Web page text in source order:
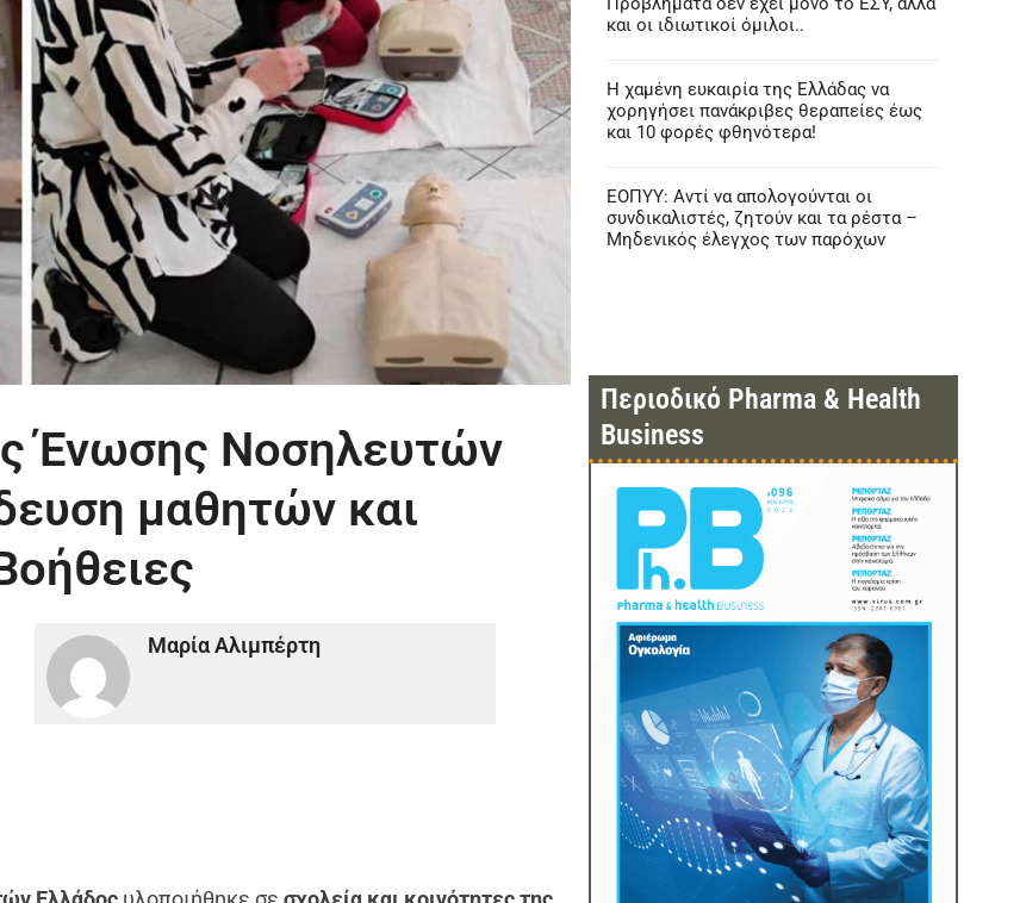
Ένωσης Νοσηλευτών
μαθητών και
Μαρία Αλιμπέρτη
και οι ιδιωτικοί όμιλοι..
Η χαμένη ευκαιρία της Ελλάδας να
χορηγήσει πανάκριβες θεραπείες έως
και 10 φορές φθηνότερα!
ΕΟΠΥΥ: Αντί να απολογούνται οι
συνδικαλιστές, ζητούν και τα ρέστα –
Μηδενικός έλεγχος των παρόχων
Περιοδικό Pharma & Health
Business